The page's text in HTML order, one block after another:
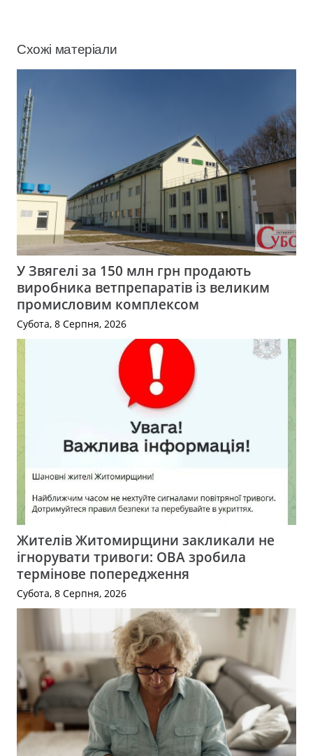
Схожі матеріали
У Звягелі за 150 млн грн продають
виробника ветпрепаратів із великим
промисловим комплексом
Субота, 8 Серпня, 2026
Жителів Житомирщини закликали не
ігнорувати тривоги: ОВА зробила
термінове попередження
Субота, 8 Серпня, 2026